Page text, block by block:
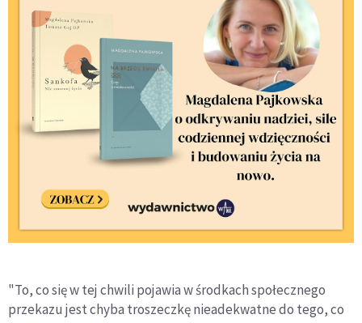
"To, co się w tej chwili pojawia w środkach społecznego
przekazu jest chyba troszeczkę nieadekwatne do tego, co